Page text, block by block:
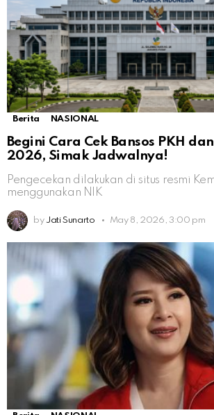
Berita NASIONAL
Begini Cara Cek Bansos PKH
2026, Simak Jadwalnya!
Pengecekan dilakukan di situs resmi
menggunakan NIK
by Jati Sunarto May 8, 2026, 3:00 pm